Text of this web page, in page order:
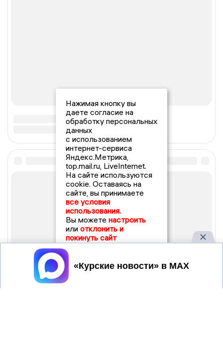
Нажимая кнопку вы
даете согласие на
обработку персональных
данных
с использованием
интернет-сервиса
Яндекс.Метрика,
top.mail.ru, LiveInternet.
На сайте используются
cookie. Оставаясь на
сайте, вы принимаете
все условия
использования.
Вы можете настроить
или отклонить и
покинуть сайт
Принять